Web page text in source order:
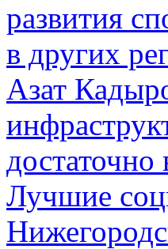
развития
в других
Азат
Лучшие